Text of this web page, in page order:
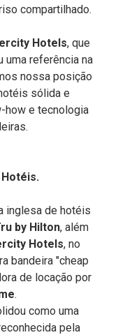
compartilhado.
Hotels, que
uma referência na
nossa posição
sólida e
how e tecnologia
inglesa de hotéis
by Hilton, além
Hotels, no
bandeira "cheap
de locação por
.
como uma
pela